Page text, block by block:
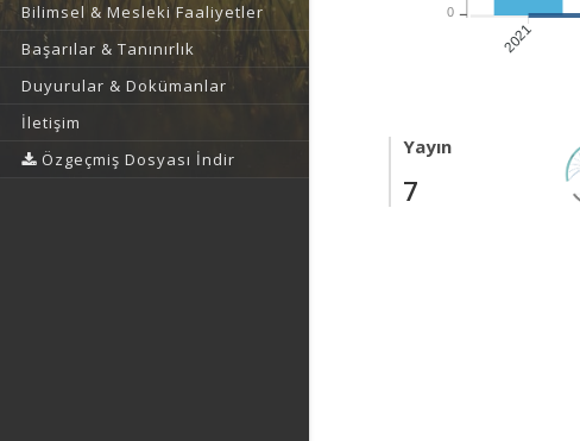
Bilimsel & Mesleki Faaliyetler
Başarılar & Tanınırlık
Duyurular & Dokümanlar
İletişim
Özgeçmiş Dosyası İndir
2021
0
Yayın
7